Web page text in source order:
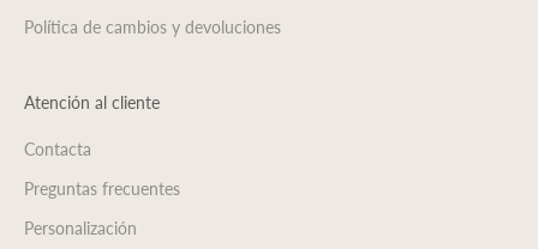
Política de cambios y devoluciones
Atención al cliente
Contacta
Preguntas frecuentes
Personalización